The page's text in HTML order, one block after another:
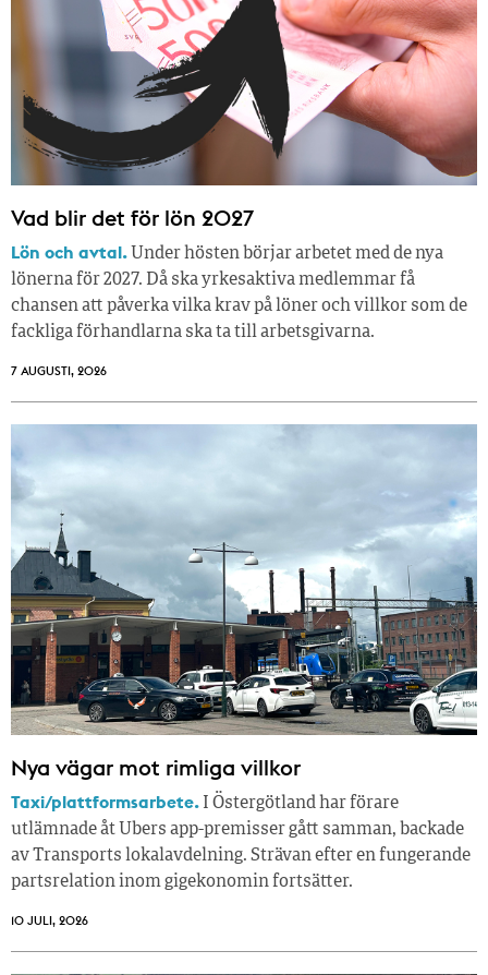
Vad blir det för lön 2027
Lön och avtal. Under hösten börjar arbetet med de nya
lönerna för 2027. Då ska yrkesaktiva medlemmar få
chansen att påverka vilka krav på löner och villkor som de
fackliga förhandlarna ska ta till arbetsgivarna.
7 AUGUSTI, 2026
Nya vägar mot rimliga villkor
Taxi/plattformsarbete. I Östergötland har förare
utlämnade åt Ubers app-premisser gått samman, backade
av Transports lokalavdelning. Strävan efter en fungerande
partsrelation inom gigekonomin fortsätter.
10 JULI, 2026